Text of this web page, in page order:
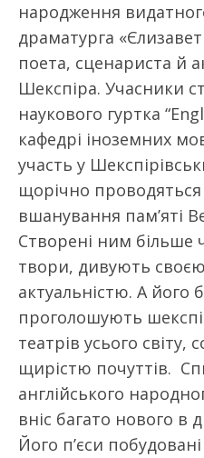
народження
драматурга
поета, сценариста й
Шекспіра. Учасники
наукового гуртка
кафедрі іноземних
участь у
щорічно
вшанування пам’яті
Створені ним більше
твори, дивують
актуальністю. А його
проголошують
театрів усього
щирістю почуттів.
англійського
вніс багато нового в
Його п’єси